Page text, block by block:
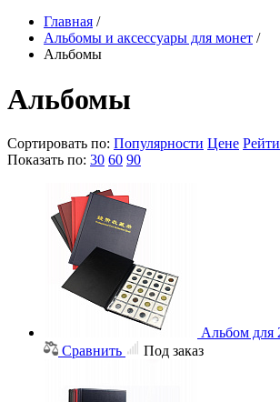
Главная /
Альбомы и аксессуары для монет /
Альбомы
Альбомы
Сортировать по: Популярности Цене
Показать по: 30 60 90
Альбом для
Сравнить
Под заказ